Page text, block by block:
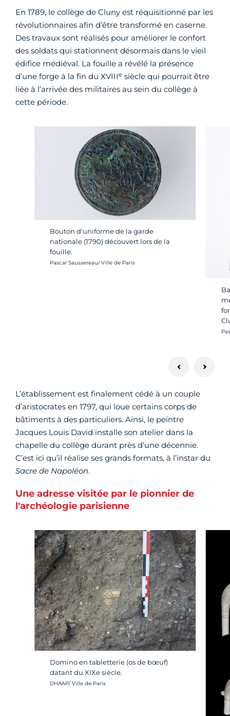
En 1789, le collège de Cluny est réquisitionné par les
révolutionnaires afin d’être transformé en caserne.
Des travaux sont réalisés pour améliorer le confort
des soldats qui stationnent désormais dans le vieil
édifice médiéval. La fouille a révélé la présence
d’une forge à la fin du XVIIIe siècle qui pourrait être
liée à l’arrivée des militaires au sein du collège à
cette période.
Bouton d'uniforme de la garde
nationale (1790) découvert lors de la
fouille.
Crédit photo :
Pascal Saussereau/ Ville de Paris
L’établissement est finalement cédé à un couple
d’aristocrates en 1797, qui loue certains corps de
bâtiments à des particuliers. Ainsi, le peintre
Jacques Louis David installe son atelier dans la
chapelle du collège durant près d’une décennie.
C’est ici qu’il réalise ses grands formats, à l’instar du
Sacre de Napoléon.
Une adresse visitée par le pionnier de
l'archéologie parisienne
Domino en tabletterie (os de bœuf)
datant du XIXe siècle.
Crédit photo :
DHAAP/ Ville de Paris